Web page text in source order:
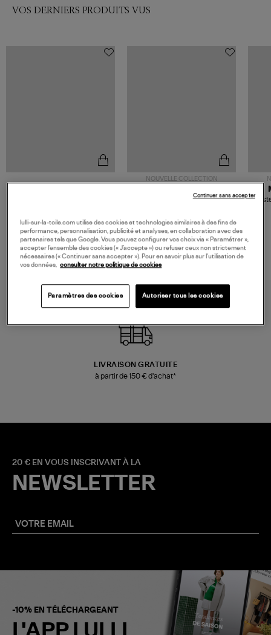
VOS DERNIERS PRODUITS VUS
NOUVELLE COLLECTION
Mocassins Killian Sport
LIVRAISON GRATUITE
à partir de 150 € d'achat*
20 € EN VOUS INSCRIVANT À LA
NEWSLETTER
-10% EN TÉLÉCHARGEANT
lulli-sur-la-toile.com utilise des cookies et technologies similaires à des fins de
performance, personnalisation, publicité et analyses, en collaboration avec des
partenaires tels que Google. Vous pouvez configurer vos choix via « Paramétrer »,
accepter l’ensemble des cookies (« J’accepte ») ou refuser ceux non strictement
nécessaires (« Continuer sans accepter »). Pour en savoir plus sur l’utilisation de
vos données, consulter notre politique de cookies
Paramètres des cookies Autoriser tous les cookies
Continuer sans accepter